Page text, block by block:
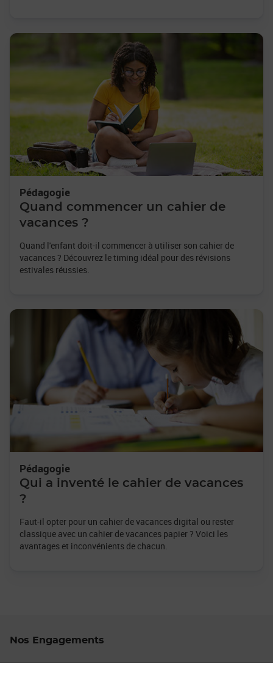
Pédagogie
Quand commencer un cahier de
vacances ?
Quand l'enfant doit-il commencer à utiliser son cahier de
vacances ? Découvrez le timing idéal pour des révisions
estivales réussies.
Pédagogie
Qui a inventé le cahier de vacances
?
Faut-il opter pour un cahier de vacances digital ou rester
classique avec un cahier de vacances papier ? Voici les
avantages et inconvénients de chacun.
Nos Engagements